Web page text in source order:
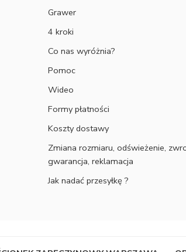
Grawer
4 kroki
Co nas wyróżnia?
Pomoc
Wideo
Formy płatności
Koszty dostawy
Zmiana rozmiaru, odświeżenie,
gwarancja, reklamacja
Jak nadać przesyłkę ?